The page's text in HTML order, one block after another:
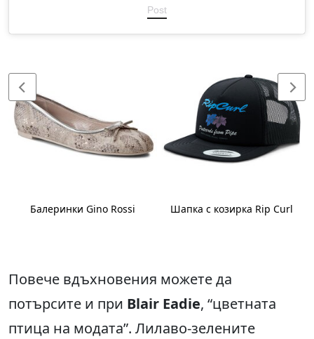
Post
Балеринки Gino Rossi Шапка с козирка Rip Curl
Повече вдъхновения можете да
потърсите и при Blair Eadie, “цветната
птица на модата”. Лилаво-зелените